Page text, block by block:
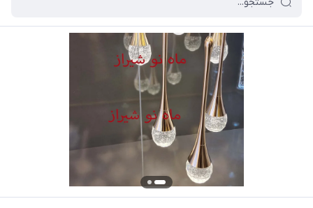
ماه نو / فهرست محصولات